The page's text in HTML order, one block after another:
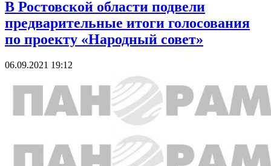
В Ростовской области подвели
предварительные итоги голосования
по проекту «Народный совет»
06.09.2021 19:12